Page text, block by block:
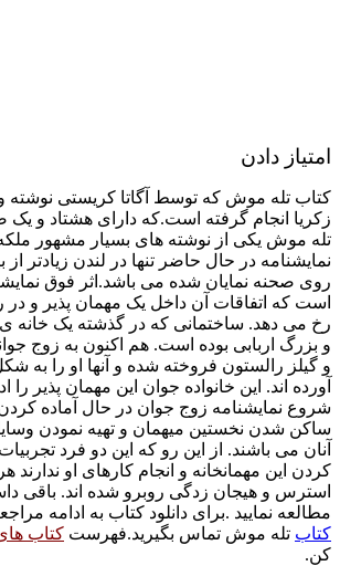
امتیاز دادن
کتاب تله موش که توسط آگاتا کریستی نوشته
زکریا انجام گرفته است.که دارای هشتاد و یک
تله موش یکی از نوشته های بسیار مشهور
نمایشنامه در حال حاضر تنها در لندن زیادتر از
روی صحنه نمایان شده می باشد.اثر فوق
است که اتفاقات آن داخل یک مهمان پذیر و
رخ می دهد. ساختمانی که در گذشته یک خانه
و بزرگ اربابی بوده‌ است. هم اکنون به زوج
و گیلز رالستون فروخته شده و آنها او را به
آورده اند. این خانواده جوان این مهمان پذیر را
شروع نمایشنامه زوج جوان در حال آماده
ساکن شدن نخستین میهمان و تهیه نمودن
آنان می باشند. از این رو که این دو فرد
کردن این مهمانخانه و انجام کارهای او ندارند
استرس و هیجان زدگی روبرو شده اند. باقی
مطالعه نمایید .برای دانلود کتاب به ادامه
کتاب تله موش تماس بگیرید.فهرست کتاب
کن.